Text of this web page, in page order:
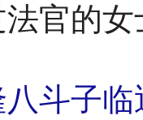
官的
斗子